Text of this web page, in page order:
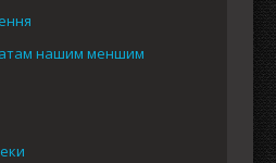
нашим меншим